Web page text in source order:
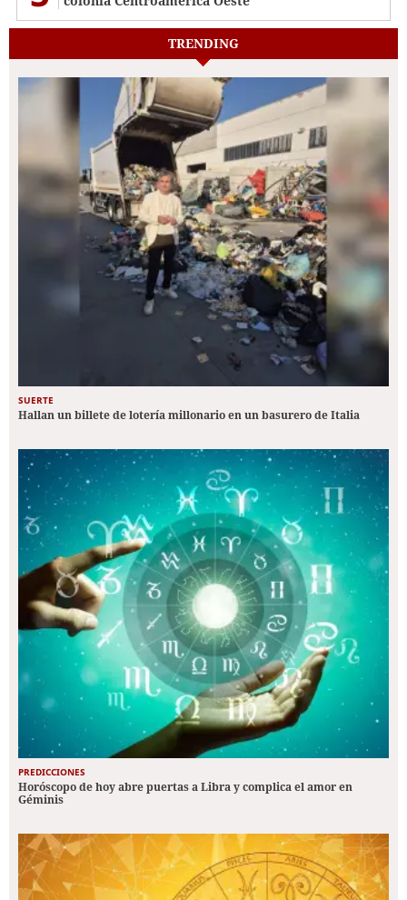
TRENDING
SUERTE
Hallan un billete de lotería millonario en un basurero de Italia
PREDICCIONES
Horóscopo de hoy abre puertas a Libra y complica el amor en
Géminis